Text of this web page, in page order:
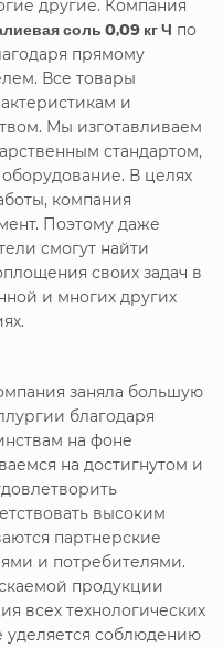
другие. Компания
соль 0,09 кг Ч по
прямому
Все товары
и
Мы изготавливаем
стандартом,
В целях
компания
Поэтому даже
смогут найти
своих задач в
и многих других
заняла большую
благодаря
на фоне
на достигнутом и
высоким
партнерские
и потребителями.
продукции
всех технологических
соблюдению